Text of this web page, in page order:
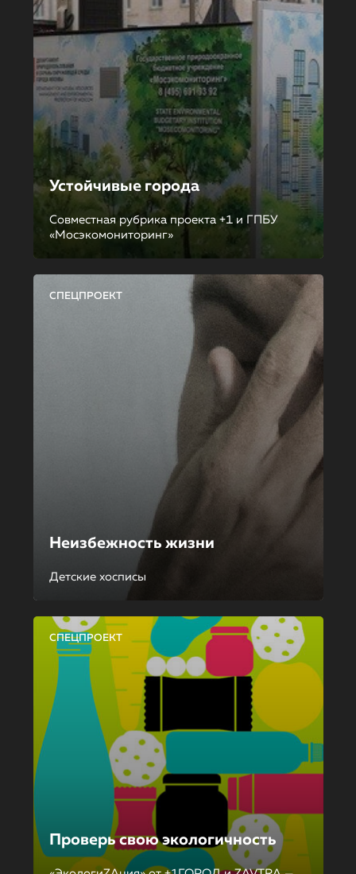
Устойчивые города
Совместная рубрика проекта +1 и ГПБУ
«Мосэкомониторинг»
СПЕЦПРОЕКТ
Неизбежность жизни
Детские хосписы
СПЕЦПРОЕКТ
Проверь свою экологичность